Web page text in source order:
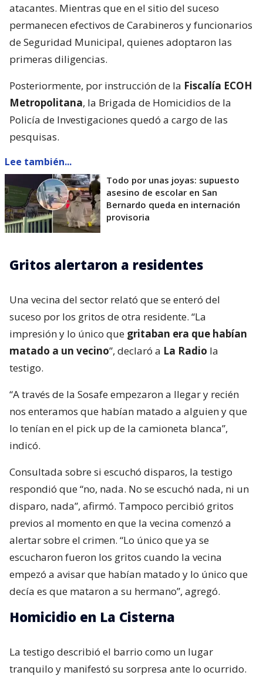
atacantes. Mientras que en el sitio del suceso
permanecen efectivos de Carabineros y funcionarios
de Seguridad Municipal, quienes adoptaron las
primeras diligencias.
Posteriormente, por instrucción de la Fiscalía ECOH
Metropolitana, la Brigada de Homicidios de la
Policía de Investigaciones quedó a cargo de las
pesquisas.
Lee también...
Todo por unas joyas: supuesto
asesino de escolar en San
Bernardo queda en internación
provisoria
Gritos alertaron a residentes
Una vecina del sector relató que se enteró del
suceso por los gritos de otra residente. “La
impresión y lo único que gritaban era que habían
matado a un vecino”, declaró a La Radio la
testigo.
“A través de la Sosafe empezaron a llegar y recién
nos enteramos que habían matado a alguien y que
lo tenían en el pick up de la camioneta blanca”,
indicó.
Consultada sobre si escuchó disparos, la testigo
respondió que “no, nada. No se escuchó nada, ni un
disparo, nada”, afirmó. Tampoco percibió gritos
previos al momento en que la vecina comenzó a
alertar sobre el crimen. “Lo único que ya se
escucharon fueron los gritos cuando la vecina
empezó a avisar que habían matado y lo único que
decía es que mataron a su hermano”, agregó.
Homicidio en La Cisterna
La testigo describió el barrio como un lugar
tranquilo y manifestó su sorpresa ante lo ocurrido.